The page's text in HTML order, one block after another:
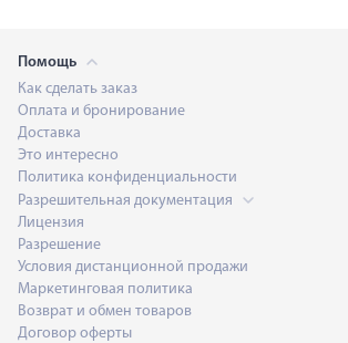
Помощь
Как сделать заказ
Оплата и бронирование
Доставка
Это интересно
Политика конфиденциальности
Разрешительная документация
Лицензия
Разрешение
Условия дистанционной продажи
Маркетинговая политика
Возврат и обмен товаров
Договор оферты